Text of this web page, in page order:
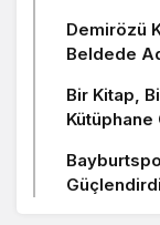
Demirözü
Beldede
Bir Kitap,
Kütüphane
Güçlendirdi